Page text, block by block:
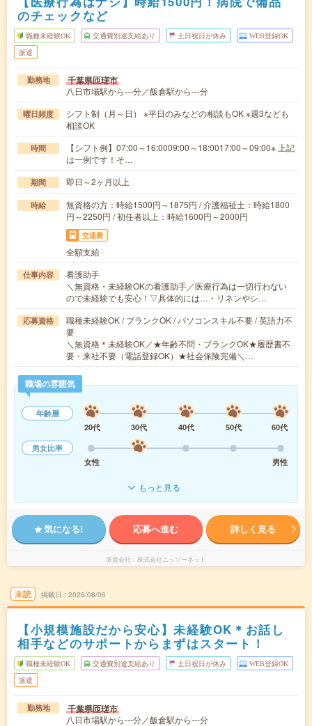
のチェックなど
職種未経験OK 交通費別途支給あり 土日祝日が休み WEB登録OK
派遣
勤務地 千葉県匝瑳市
八日市場駅から---分／飯倉駅から---分
曜日頻度
シフト制（月～日） ※平日のみなどの相談もOK ※週3なども
相談OK
時間
【シフト例】07:00～16:0009:00～18:0017:00～09:00※ 上記
は一例です！そ…
期間 即日～2ヶ月以上
時給
無資格の方：時給1500円～1875円 / 介護福祉士：時給1800
円～2250円 / 初任者以上：時給1600円～2000円
交通費
全額支給
仕事内容
看護助手
＼無資格・未経験OKの看護助手／医療行為は一切行わない
ので未経験でも安心！▽具体的には…・リネンやシ…
応募資格
職種未経験OK / ブランクOK / パソコンスキル不要 / 英語力不
要
＼無資格＊未経験OK／★年齢不問・ブランクOK★履歴書不
要・来社不要（電話登録OK）★社会保険完備＼…
職場の雰囲気
年齢層
20代
30代 40代 50代
60代
男女比率
女性
男性
もっと見る
気になる! 応募へ進む 詳しく見る
派遣会社 株式会社ニッソーネット
未読 掲載日 2026/08/06
【小規模施設だから安心】未経験OK＊お話し
相手などのサポートからまずはスタート！
職種未経験OK 交通費別途支給あり 土日祝日が休み WEB登録OK
派遣
勤務地 千葉県匝瑳市
八日市場駅から---分／飯倉駅から---分